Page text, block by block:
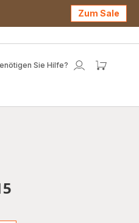
Zum Sale
Sie Hilfe?
Mein